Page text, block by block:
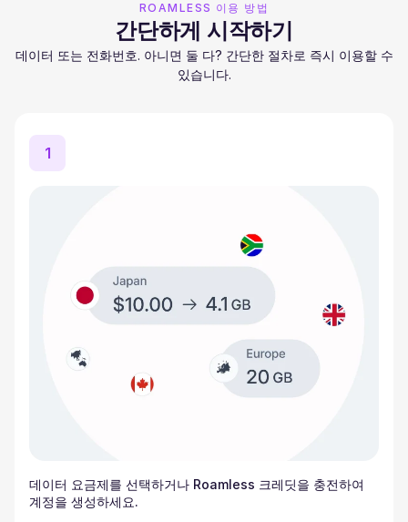
ROAMLESS 이용 방법
간단하게 시작하기
데이터 또는 전화번호. 아니면 둘 다? 간단한 절차로 즉시 이용할 수
있습니다.
1
데이터 요금제를 선택하거나 Roamless 크레딧을 충전하여
계정을 생성하세요.